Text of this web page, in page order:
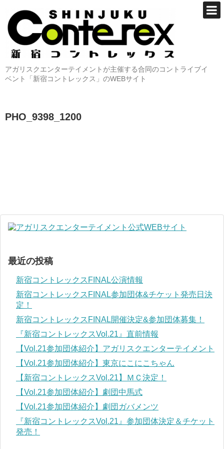
アガリスクエンターテイメントが主催する合同のコントライブイ
ベント「新宿コントレックス」のWEBサイト
PHO_9398_1200
最近の投稿
新宿コントレックスFINAL公演情報
新宿コントレックスFINAL参加団体&チケット発売日決
定！
新宿コントレックスFINAL開催決定&参加団体募集！
『新宿コントレックスVol.21』直前情報
【Vol.21参加団体紹介】アガリスクエンターテイメント
【Vol.21参加団体紹介】東京にこにこちゃん
【新宿コントレックスVol.21】ＭＣ決定！
【Vol.21参加団体紹介】劇団中馬式
【Vol.21参加団体紹介】劇団ガバメンツ
『新宿コントレックスVol.21』参加団体決定＆チケット
発売！